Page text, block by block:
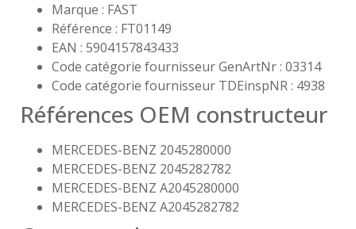
Marque : FAST
Référence : FT01149
EAN : 5904157843433
Code catégorie fournisseur GenArtNr : 03314
Code catégorie fournisseur TDEinspNR : 4938
Références OEM constructeur
MERCEDES-BENZ 2045280000
MERCEDES-BENZ 2045282782
MERCEDES-BENZ A2045280000
MERCEDES-BENZ A2045282782